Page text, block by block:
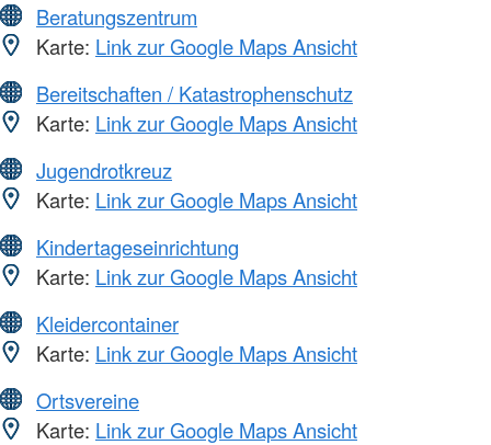
Beratungszentrum
Karte: Link zur Google Maps Ansicht
Bereitschaften / Katastrophenschutz
Karte: Link zur Google Maps Ansicht
Jugendrotkreuz
Karte: Link zur Google Maps Ansicht
Kindertageseinrichtung
Karte: Link zur Google Maps Ansicht
Kleidercontainer
Karte: Link zur Google Maps Ansicht
Ortsvereine
Karte: Link zur Google Maps Ansicht